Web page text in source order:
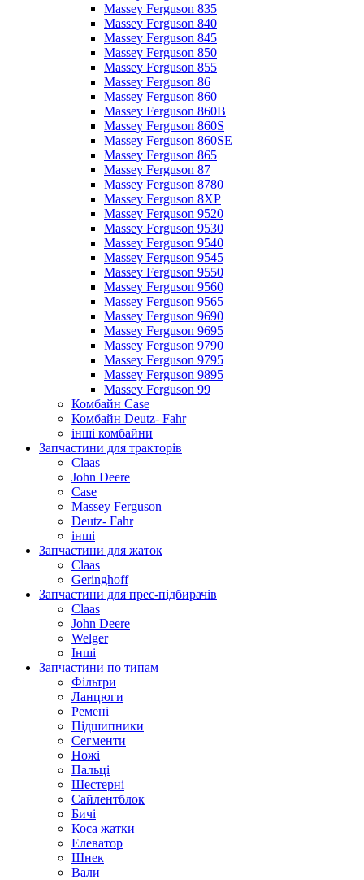
Massey Ferguson 835
Massey Ferguson 840
Massey Ferguson 845
Massey Ferguson 850
Massey Ferguson 855
Massey Ferguson 86
Massey Ferguson 860
Massey Ferguson 860B
Massey Ferguson 860S
Massey Ferguson 860SE
Massey Ferguson 865
Massey Ferguson 87
Massey Ferguson 8780
Massey Ferguson 8XP
Massey Ferguson 9520
Massey Ferguson 9530
Massey Ferguson 9540
Massey Ferguson 9545
Massey Ferguson 9550
Massey Ferguson 9560
Massey Ferguson 9565
Massey Ferguson 9690
Massey Ferguson 9695
Massey Ferguson 9790
Massey Ferguson 9795
Massey Ferguson 9895
Massey Ferguson 99
Комбайн Case
Комбайн Deutz- Fahr
інші комбайни
Запчастини для тракторів
Claas
John Deere
Case
Massey Ferguson
Deutz- Fahr
інші
Запчастини для жаток
Claas
Geringhoff
Запчастини для прес-підбирачів
Claas
John Deere
Welger
Інші
Запчастини по типам
Фільтри
Ланцюги
Ремені
Підшипники
Сегменти
Ножі
Пальці
Шестерні
Сайлентблок
Бичі
Коса жатки
Елеватор
Шнек
Вали